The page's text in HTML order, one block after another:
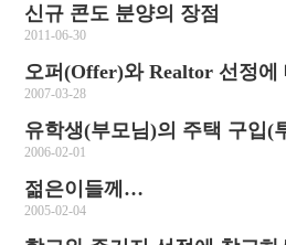
신규 콘도 분양의 장점
2011-06-30
오퍼(Offer)와 Realtor 선정에
2007-03-28
유학생(부모님)의 주택 구입(
2006-02-01
젊은이들께…
2005-02-04